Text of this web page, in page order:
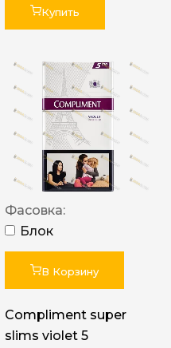
Купить
Фасовка:
Блок
В Корзину
Compliment super
slims violet 5